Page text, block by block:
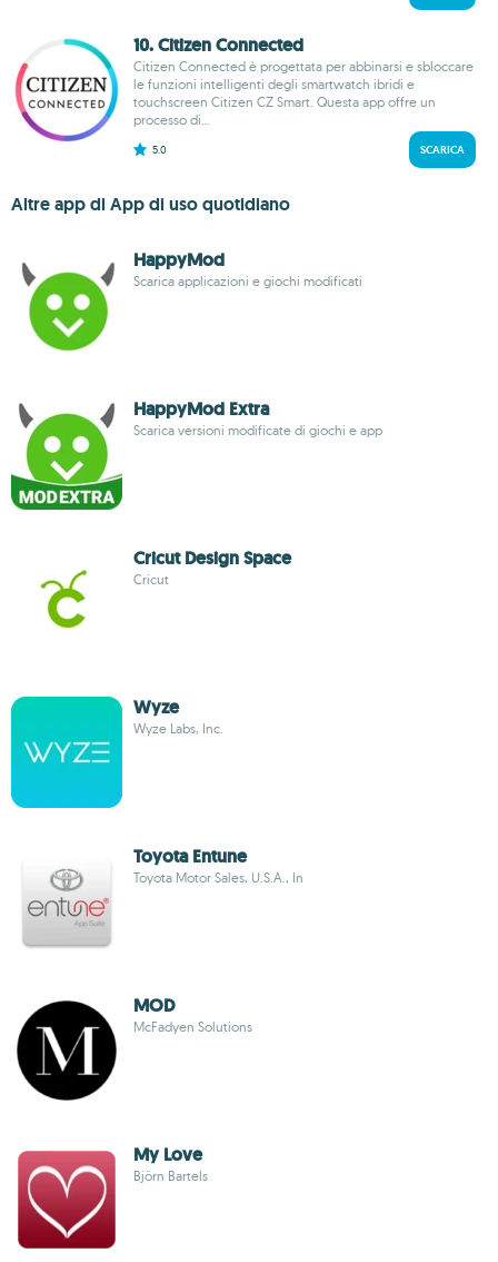
10. Citizen Connected
Citizen Connected è progettata per abbinarsi e sbloccare
le funzioni intelligenti degli smartwatch ibridi e
touchscreen Citizen CZ Smart. Questa app offre un
processo di...
5.0 SCARICA
Altre app di App di uso quotidiano
HappyMod
Scarica applicazioni e giochi modificati
HappyMod Extra
Scarica versioni modificate di giochi e app
Cricut Design Space
Cricut
Wyze
Wyze Labs, Inc.
Toyota Entune
Toyota Motor Sales, U.S.A., In
MOD
McFadyen Solutions
My Love
Björn Bartels